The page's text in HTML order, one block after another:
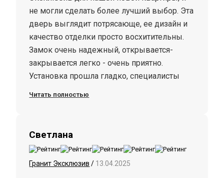
не могли сделать более лучший выбор. Эта
дверь выглядит потрясающе, ее дизайн и
качество отделки просто восхитительны.
Замок очень надежный, открывается-
закрывается легко - очень приятно.
Установка прошла гладко, специалисты
и вам - берите ее, не пожалеете))
Читать полностью
Светлана
Гранит Эксклюзив / 13.04.2025